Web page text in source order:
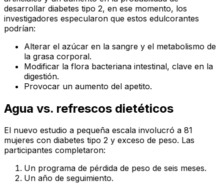
desarrollar diabetes tipo 2, en ese momento, los
investigadores especularon que estos edulcorantes
podrían:
Alterar el azúcar en la sangre y el metabolismo de
la grasa corporal.
Modificar la flora bacteriana intestinal, clave en la
digestión.
Provocar un aumento del apetito.
Agua vs. refrescos dietéticos
El nuevo estudio a pequeña escala involucró a 81
mujeres con diabetes tipo 2 y exceso de peso. Las
participantes completaron:
Un programa de pérdida de peso de seis meses.
Un año de seguimiento.